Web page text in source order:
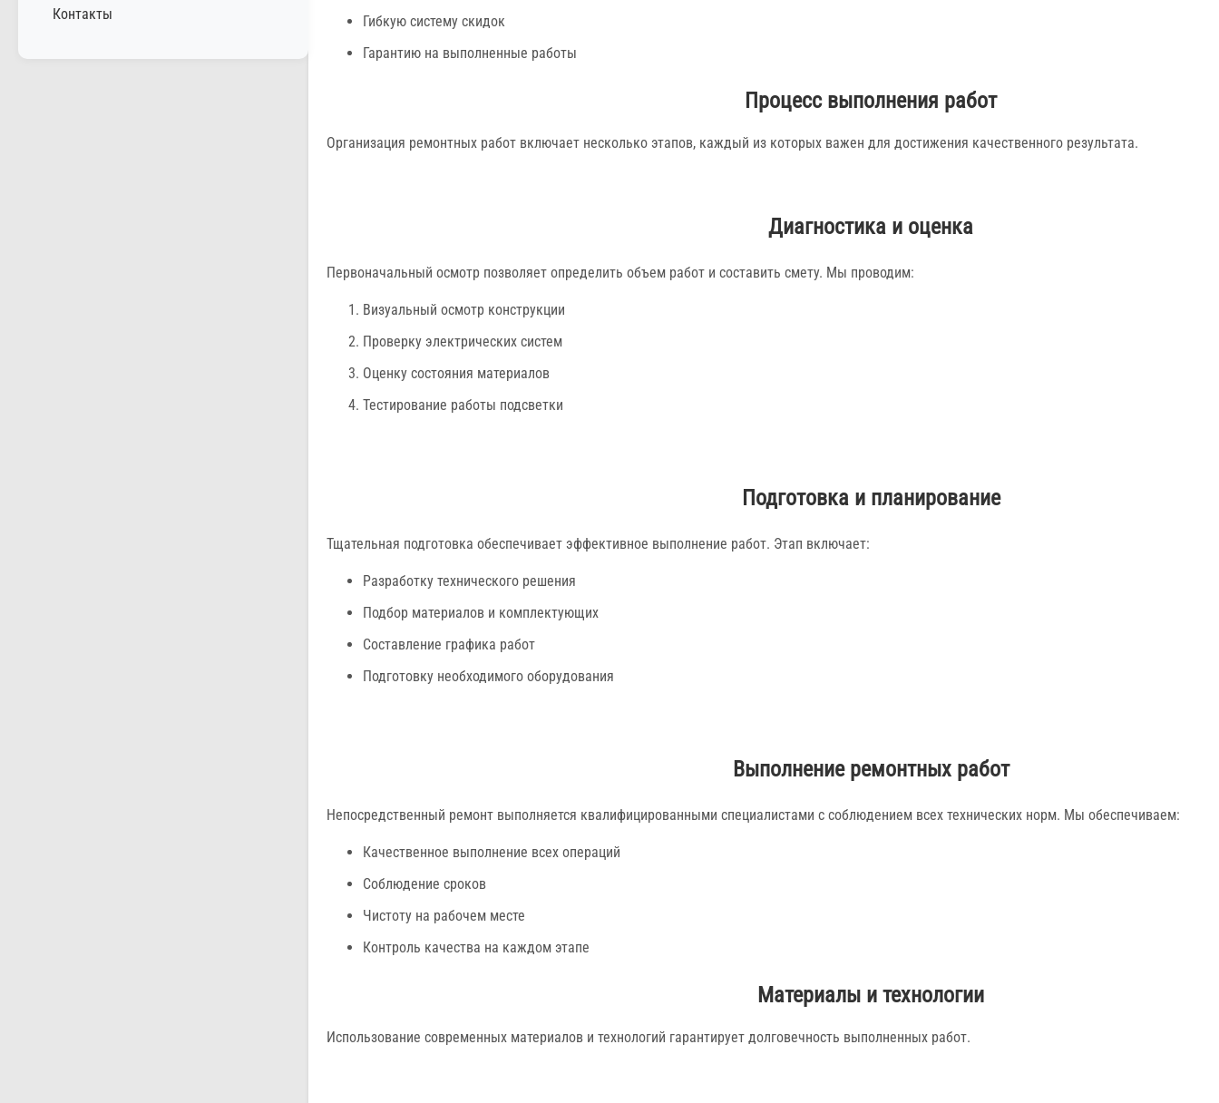
Контакты
Гибкую систему скидок
Гарантию на выполненные работы
Процесс выполнения работ
Организация ремонтных работ включает несколько этапов, каждый из которых важен для достижения качественного результата.
Диагностика и оценка
Первоначальный осмотр позволяет определить объем работ и составить смету. Мы проводим:
Визуальный осмотр конструкции
Проверку электрических систем
Оценку состояния материалов
Тестирование работы подсветки
Подготовка и планирование
Тщательная подготовка обеспечивает эффективное выполнение работ. Этап включает:
Разработку технического решения
Подбор материалов и комплектующих
Составление графика работ
Подготовку необходимого оборудования
Выполнение ремонтных работ
Непосредственный ремонт выполняется квалифицированными специалистами с соблюдением всех технических норм. Мы обеспечиваем:
Качественное выполнение всех операций
Соблюдение сроков
Чистоту на рабочем месте
Контроль качества на каждом этапе
Материалы и технологии
Использование современных материалов и технологий гарантирует долговечность выполненных работ.